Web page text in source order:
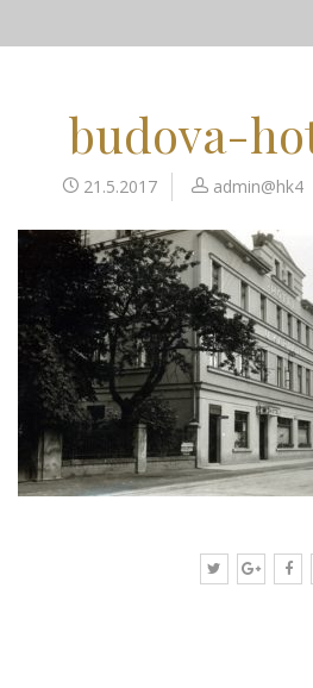
budova-
21.5.2017 admin@hk4